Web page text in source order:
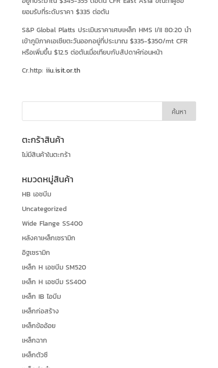
ยอมรับที่ระดับราคา $335 ต่อตัน
S&P Global Platts ประเมินราคาเศษเหล็ก HMS I/II 80:20 นำ
เข้าภูมิภาคเอเชียตะวันออกอยู่ที่ประมาณ $335-$350/mt CFR
หรือเพิ่มขึ้น $12.5 ต่อตันเมื่อเทียบกับสัปดาห์ก่อนหน้า
Cr.http: iiu.isit.or.th
ตะกร้าสินค้า
ไม่มีสินค้าในตะกร้า
หมวดหมู่สินค้า
HB เอชบีม
Uncategorized
Wide Flange SS400
หลังคาเหล็กเซรามิก
อิฐเซรามิก
เหล็ก H เอชบีม SM520
เหล็ก H เอชบีม SS400
เหล็ก IB ไอบีม
เหล็กก่อสร้าง
เหล็กข้ออ้อย
เหล็กฉาก
เหล็กตัวซี